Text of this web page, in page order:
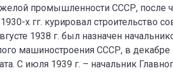
промышленности СССР, после
х гг. курировал строительство
1938 г. был назначен
машиностроения СССР, в
С июля 1939 г. – начальник